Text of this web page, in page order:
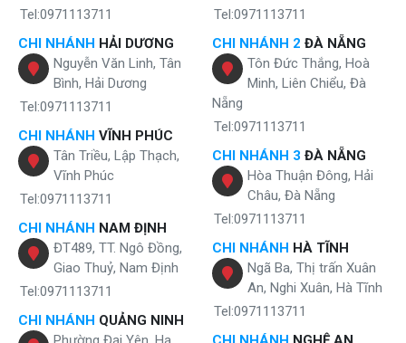
Tel:0971113711
CHI NHÁNH HẢI DƯƠNG
Nguyễn Văn Linh, Tân
Bình, Hải Dương
Tel:0971113711
CHI NHÁNH VĨNH PHÚC
Tân Triều, Lập Thạch,
Vĩnh Phúc
Tel:0971113711
CHI NHÁNH NAM ĐỊNH
ĐT489, TT. Ngô Đồng,
Giao Thuỷ, Nam Định
Tel:0971113711
CHI NHÁNH QUẢNG NINH
Tel:0971113711
CHI NHÁNH 2 ĐÀ NẴNG
Tôn Đức Thắng, Hoà
Minh, Liên Chiểu, Đà
Nẵng
Tel:0971113711
CHI NHÁNH 3 ĐÀ NẴNG
Hòa Thuận Đông, Hải
Châu, Đà Nẵng
Tel:0971113711
CHI NHÁNH HÀ TĨNH
Ngã Ba, Thị trấn Xuân
An, Nghi Xuân, Hà Tĩnh
Tel:0971113711